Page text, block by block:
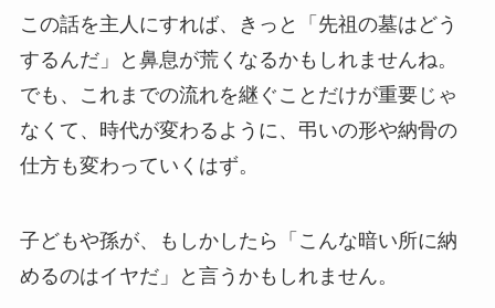
この話を主人にすれば、きっと「先祖の墓はどう
するんだ」と鼻息が荒くなるかもしれませんね。
でも、これまでの流れを継ぐことだけが重要じゃ
なくて、時代が変わるように、弔いの形や納骨の
仕方も変わっていくはず。
子どもや孫が、もしかしたら「こんな暗い所に納
めるのはイヤだ」と言うかもしれません。